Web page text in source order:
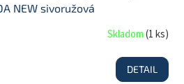
NEW sivoružová
Skladom(1 ks)
DETAIL